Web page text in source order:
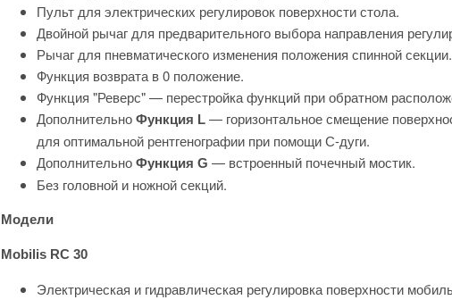
Пульт для электрических регулировок поверхности стола.
Двойной рычаг для предварительного выбора направления
Рычаг для пневматического изменения положения спинной секции.
Функция возврата в 0 положение.
Функция "Реверс" — перестройка функций при обратном
Дополнительно Функция L— горизонтальное смещение
для оптимальной рентгенографии при помощи С-дуги.
Дополнительно Функция G — встроенный почечный мостик.
Без головной и ножной секций.
Модели
Mobilis RC 30
Электрическая и гидравлическая регулировка поверхности